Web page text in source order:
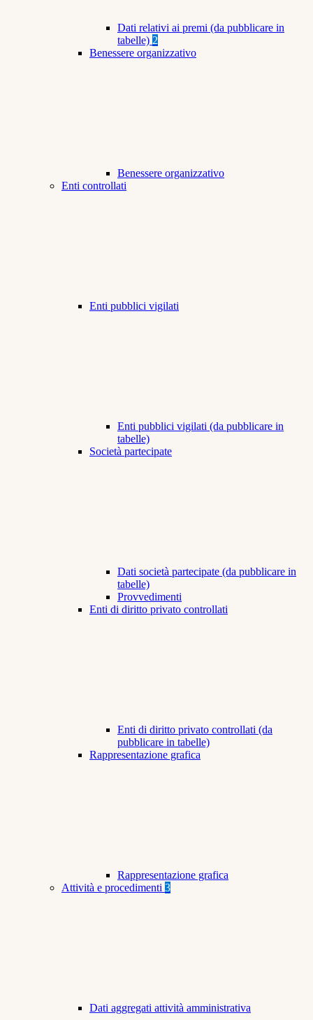
Dati relativi ai premi (da pubblicare in
tabelle) 2
Benessere organizzativo
Benessere organizzativo
Enti controllati
Enti pubblici vigilati
Enti pubblici vigilati (da pubblicare in
tabelle)
Società partecipate
Dati società partecipate (da pubblicare in
tabelle)
Provvedimenti
Enti di diritto privato controllati
Enti di diritto privato controllati (da
pubblicare in tabelle)
Rappresentazione grafica
Rappresentazione grafica
Attività e procedimenti 3
Dati aggregati attività amministrativa